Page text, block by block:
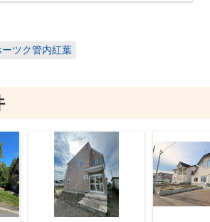
ーツク管内紅葉